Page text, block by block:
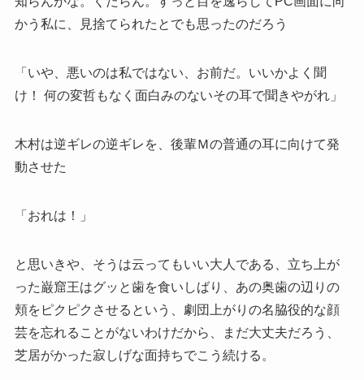
かう私に、見捨てられたとでも思ったのだろう
「いや、悪いのは私ではない、お前だ。いいかよく聞
け！ 何の変哲もなく面白みのないその耳で聞きやがれ」
木村は逆ギレの逆ギレを、後輩Ｍの普通の耳に向けて発
動させた
「おれは！」
と思いきや、そうは云ってもいい大人である、立ち上が
った巌窟王はグッと歯を食いしばり、あの奥歯の辺りの
頬をピクピクさせるという、劇団上がりの名脇役的な顔
芸を忘れることがないわけだから、まだ大丈夫だろう、
芝居がかった寂しげな面持ちでこう続ける。